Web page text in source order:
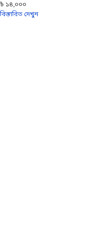
৳ ১৪,০০০
বিস্তারিত দেখুন